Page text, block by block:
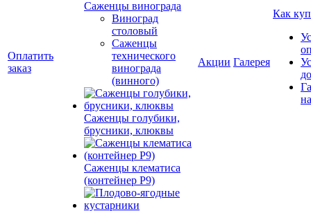
Оплатить
заказ
Саженцы винограда
Виноград
столовый
Саженцы
технического
винограда
(винного)
Саженцы голубики,
брусники, клюквы
Саженцы клематиса
(контейнер Р9)
Акции Галерея
Как